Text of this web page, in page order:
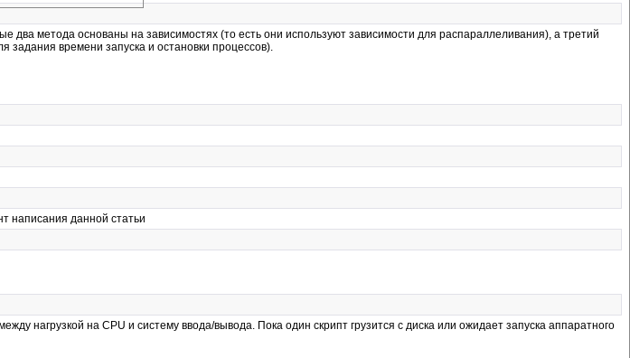
метода основаны на зависимостях (то есть они используют зависимости для распараллеливания), а третий
времени запуска и остановки процессов).
написания данной статьи
нагрузкой на CPU и систему ввода/вывода. Пока один скрипт грузится с диска или ожидает запуска аппаратного